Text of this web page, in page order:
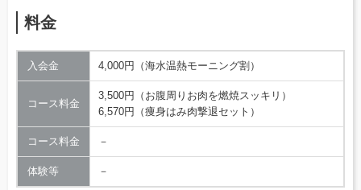
料金
入会金 4,000円（海水温熱モーニング割）
コース料金
3,500円（お腹周りお肉を燃焼スッキリ）
6,570円（痩身はみ肉撃退セット）
コース料金 －
体験等 －